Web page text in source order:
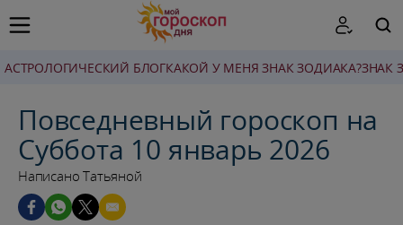
AСТРОЛОГИЧЕСКИЙ БЛОГКАКОЙ У МЕНЯ ЗНАК ЗОДИАКА?ЗНАК
Повседневный гороскоп на
Суббота 10 январь 2026
Написано Татьяной